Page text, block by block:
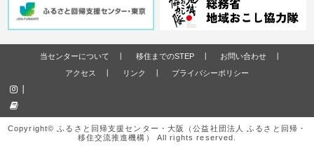
当センターについて 移住までのSTEP
お問い合わせ
アクセス
リンク プライバシーポリシー
Copyright© ふるさと回帰支援センター・大阪（公益社団法人 ふるさと回帰・
移住交流推進機構） All rights reserved.